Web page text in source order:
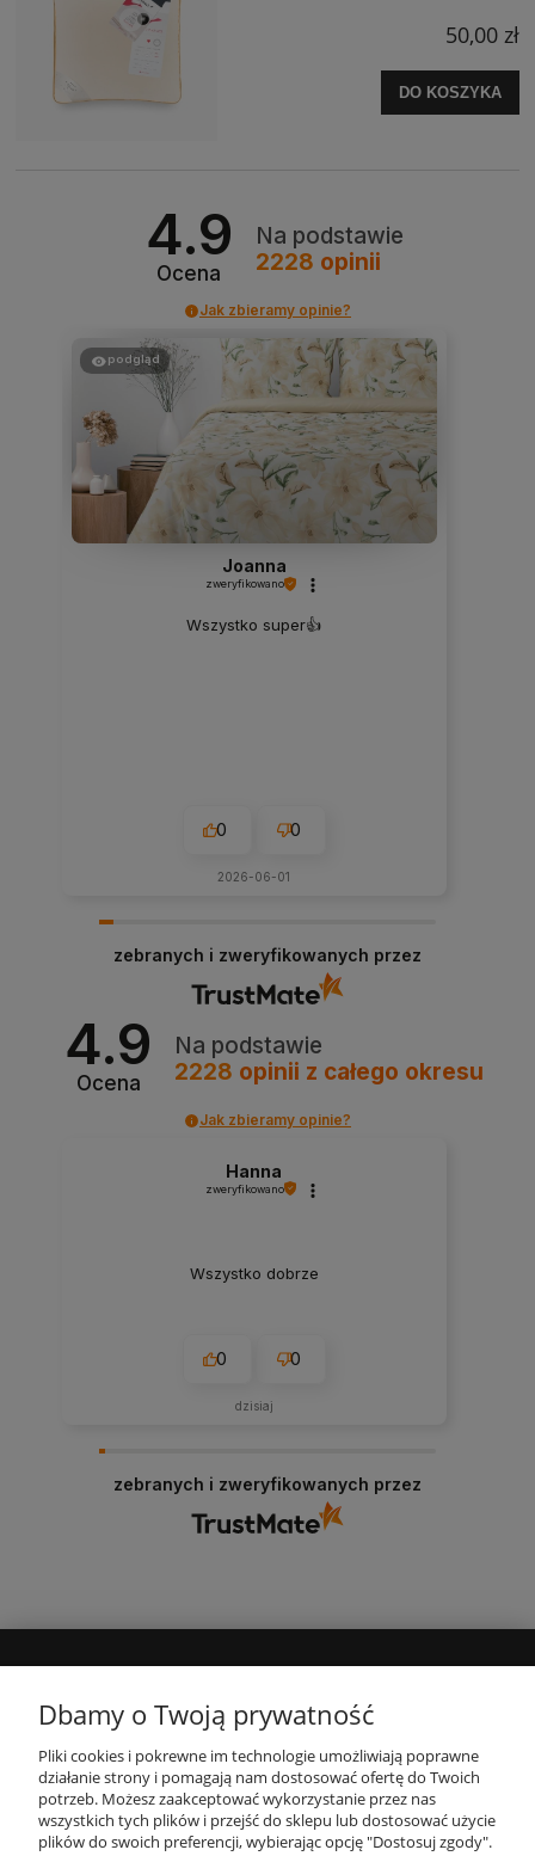
50,00 zł
DO KOSZYKA
4.9
Ocena
Na podstawie
2228 opinii
Jak zbieramy opinie?
podgląd
Joanna
zweryfikowano
Wszystko super👍️
0 0
2026-06-01
zebranych i zweryfikowanych przez
4.9
Ocena
Na podstawie
2228 opinii z całego okresu
Jak zbieramy opinie?
Hanna
zweryfikowano
Wszystko dobrze
0 0
dzisiaj
zebranych i zweryfikowanych przez
INFORMACJE
PŁATNOŚCI I DOSTAWA
Dbamy o Twoją prywatność
Pliki cookies i pokrewne im technologie umożliwiają poprawne
działanie strony i pomagają nam dostosować ofertę do Twoich
potrzeb. Możesz zaakceptować wykorzystanie przez nas
wszystkich tych plików i przejść do sklepu lub dostosować użycie
plików do swoich preferencji, wybierając opcję "Dostosuj zgody".